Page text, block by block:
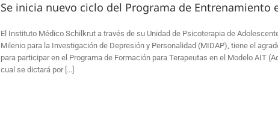
Se inicia nuevo ciclo del Programa de Entrenamiento
El Instituto Médico Schilkrut a través de su Unidad de Psicoterapia de
Milenio para la Investigación de Depresión y Personalidad (MIDAP), tiene el
para participar en el Programa de Formación para Terapeutas en el Modelo AIT
cual se dictará por [...]